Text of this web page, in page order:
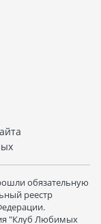
обязательную
реестр
"Клуб Любимых